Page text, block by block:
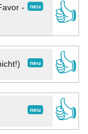
neu
-
👍
neu
👍
neu
👍